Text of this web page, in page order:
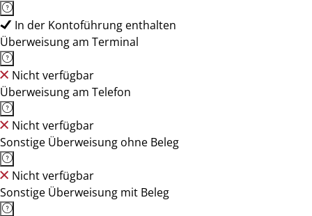
In der Kontoführung enthalten
Überweisung am Terminal
Nicht verfügbar
Überweisung am Telefon
Nicht verfügbar
Sonstige Überweisung ohne Beleg
Nicht verfügbar
Sonstige Überweisung mit Beleg